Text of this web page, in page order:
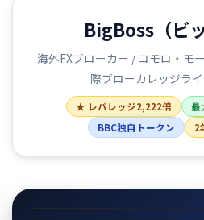
BigBoss（ビ
海外FXブローカー / コモロ・モ
際ブローカレッジライ
★ レバレッジ2,222倍
最
BBC独自トークン
2